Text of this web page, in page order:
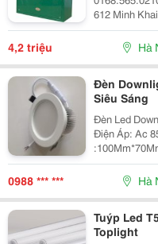
612 Minh Khai,
Web Công
4,2 triệu Hà
Đèn
Siêu Sáng
Đèn Led Down
Điện Áp: Ac 85V -
:100Mm*70Mm Kích Thước Khoét Lỗ : 90Mm -
Quang Thông : 650
0988 *** *** Hà
Tuýp Led
Toplight